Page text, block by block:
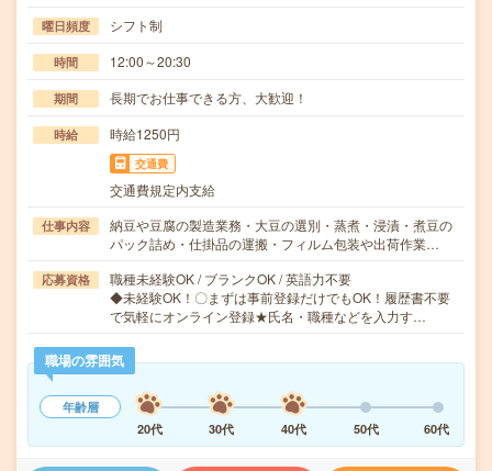
曜日頻度 シフト制
時間 12:00～20:30
期間 長期でお仕事できる方、大歓迎！
時給 時給1250円
交通費
交通費規定内支給
仕事内容
納豆や豆腐の製造業務・大豆の選別・蒸煮・浸漬・煮豆の
パック詰め・仕掛品の運搬・フィルム包装や出荷作業…
応募資格
職種未経験OK / ブランクOK / 英語力不要
◆未経験OK！〇まずは事前登録だけでもOK！履歴書不要
で気軽にオンライン登録★氏名・職種などを入力す…
職場の雰囲気
年齢層
20代
30代 40代 50代 60代